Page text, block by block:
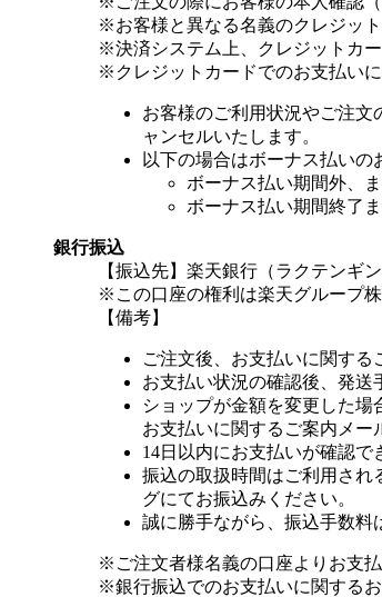
※お客様と異なる名義のクレジッ
※決済システム上、クレジットカ
※クレジットカードでのお支払い
お客様のご利用状況やご注
ャンセルいたします。
以下の場合はボーナス払いの
ボーナス払い期間外、
ボーナス払い期間終了
銀行振込
【振込先】楽天銀行（ラクテンギ
※この口座の権利は楽天グループ
【備考】
ご注文後、お支払いに関する
お支払い状況の確認後、発送
ショップが金額を変更した場
お支払いに関するご案内メー
14日以内にお支払いが確認で
振込の取扱時間はご利用され
グにてお振込みください。
誠に勝手ながら、振込手数料
※ご注文者様名義の口座よりお支
※銀行振込でのお支払いに関する